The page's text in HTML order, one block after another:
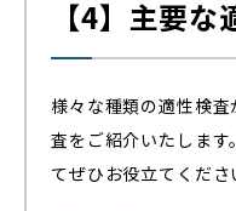
【4】主要
様々な種類の適性検
査をご紹介いたしま
てぜひお役立てくださ